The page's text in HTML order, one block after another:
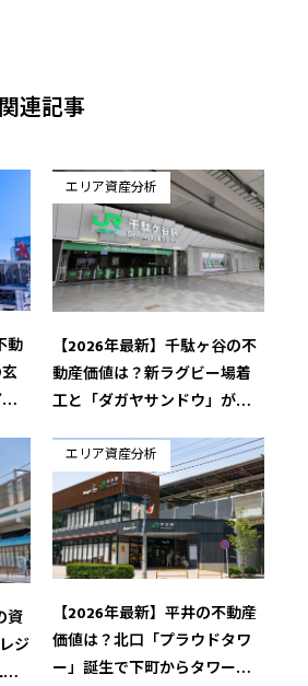
関連記事
動
エリア資産分析
【2026年最新】千駄ヶ谷の不
動産価値は？新ラグビー場着
工と「ダガヤサンドウ」が導
資
ジ
エリア資産分析
【2026年最新】平井の不動産
価値は？北口「プラウドタワ
ー」誕生で下町からタワーシ